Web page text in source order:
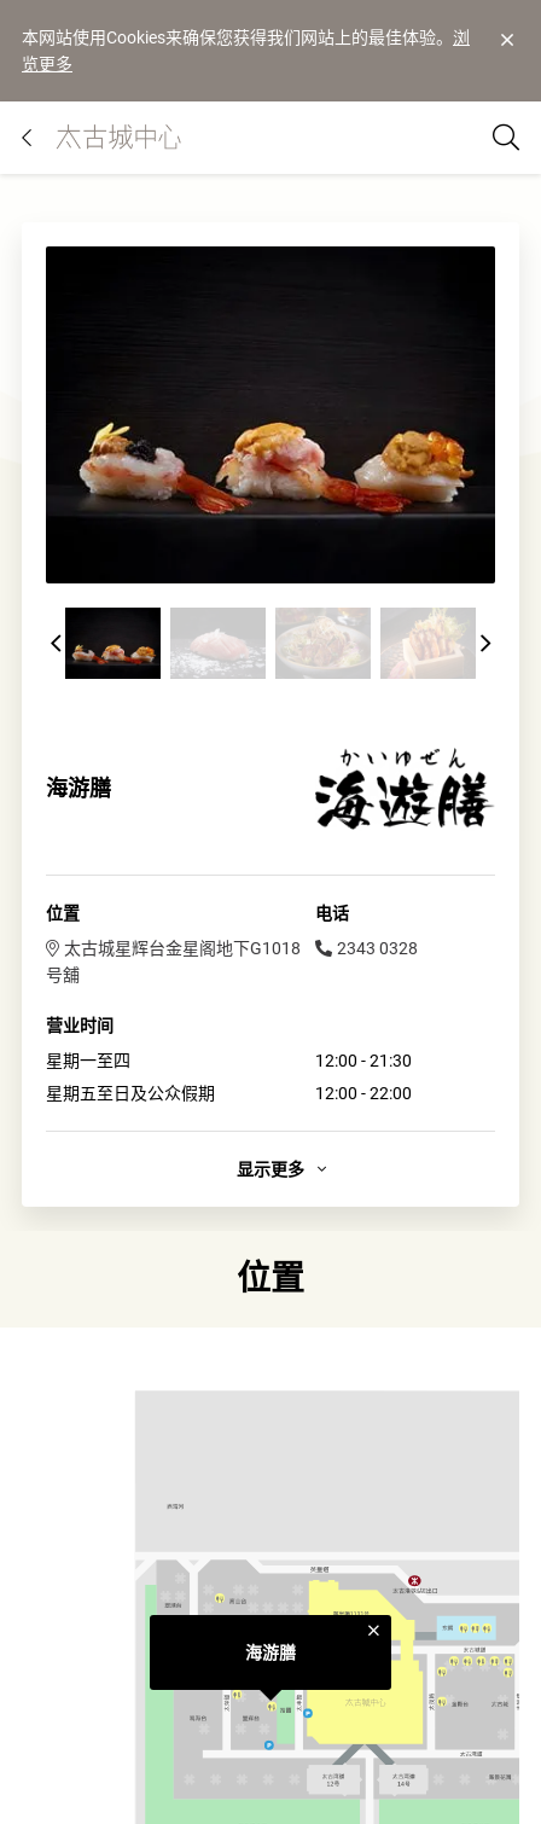
本网站使用Cookies来确保您获得我们网站上的最佳体验。 浏
览更多
海游膳
位置
太古城星辉台金星阁地下G1018
号舖
电话
2343 0328
营业时间
星期一至四
12:00 - 21:30
星期五至日及公众假期
12:00 - 22:00
显示更多
位置
海游膳